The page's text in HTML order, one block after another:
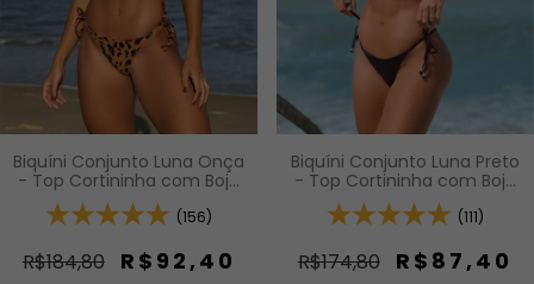
Biquíni Conjunto Luna Onça
- Top Cortininha com Bojo
Removível e Calcinha com
Amarração Lateral
(156)
R$184,80 R$92,40
Biquíni Conjunto Luna Preto
- Top Cortininha com Bojo
Removível e Calcinha de
Lacinho com Amarração
(111)
R$174,80 R$87,40